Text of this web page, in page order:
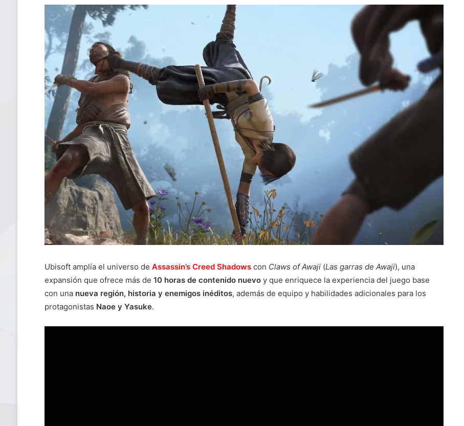
Ubisoft amplía el universo de Assassin’s Creed Shadowscon Claws of Awaji(Las garras de Awaji), una
expansión que ofrece más de 10 horas de contenido nuevoy que enriquece la experiencia del juego base
con una nueva región, historia y enemigos inéditos, además de equipo y habilidades adicionales para los
protagonistas Naoe y Yasuke.